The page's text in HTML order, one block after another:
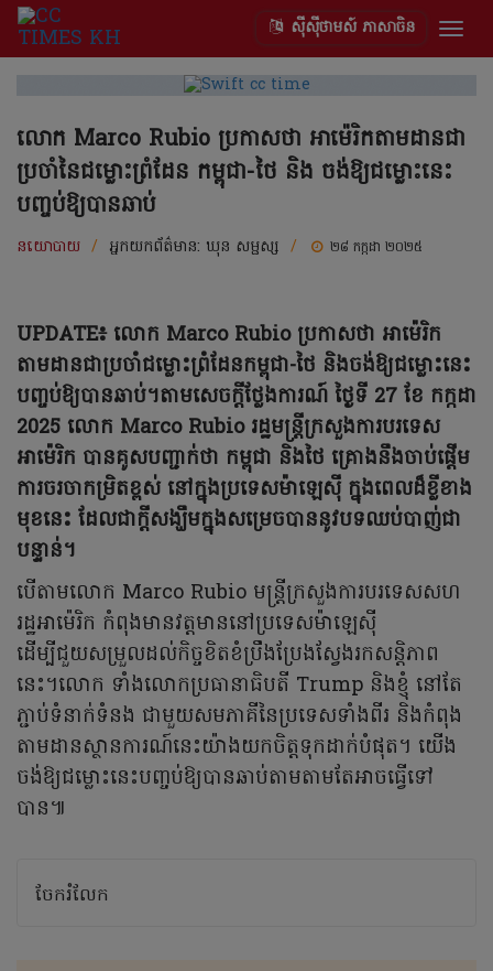
ស៊ីស៊ីថាមស៍ ភាសាចិន
លោក Marco Rubio ប្រកាសថា អាម៉េរិកតាមដានជា
ប្រចាំនៃជម្លោះព្រំដែន កម្ពុជា-ថៃ និង ចង់ឱ្យជម្លោះនេះ
បញ្ចប់ឱ្យបានឆាប់
នយោបាយ / អ្នកយកព័ត៌មាន: ឃុន សម្ផស្ស / ២៨ កក្កដា ២០២៥
UPDATE៖ លោក Marco Rubio ប្រកាសថា អាម៉េរិក
តាមដានជាប្រចាំជម្លោះព្រំដែនកម្ពុជា-ថៃ និងចង់ឱ្យជម្លោះនេះ
បញ្ចប់ឱ្យបានឆាប់។តាមសេចក្តីថ្លែងការណ៍ ថ្ងៃទី 27 ខែ កក្កដា
2025 លោក Marco Rubio រដ្ឋមន្ត្រីក្រសួងការបរទេស
អាម៉េរិក បានគូសបញ្ជាក់ថា កម្ពុជា និងថៃ គ្រោងនឹងចាប់ផ្តើម
ការចរចាកម្រិតខ្ពស់ នៅក្នុងប្រទេសម៉ាឡេស៊ី ក្នុងពេលដ៏ខ្លីខាង
មុខនេះ ដែលជាក្តីសង្ឃឹមក្នុងសម្រេចបាននូវបទឈប់បាញ់ជា
បន្ទាន់។
បើតាមលោក Marco Rubio មន្ត្រីក្រសួងការបរទេសសហ
រដ្ឋអាម៉េរិក កំពុងមានវត្តមាននៅប្រទេសម៉ាឡេស៊ី
ដើម្បីជួយសម្រួលដល់កិច្ចខិតខំប្រឹងប្រែងស្វែងរកសន្តិភាព
នេះ។លោក ទាំងលោកប្រធានាធិបតី Trump និងខ្ញុំ នៅតែ
ភ្ជាប់ទំនាក់ទំនង ជាមួយសមភាគីនៃប្រទេសទាំងពីរ និងកំពុង
តាមដានស្ថានការណ៍នេះយ៉ាងយកចិត្តទុកដាក់បំផុត។ យើង
ចង់ឱ្យជម្លោះនេះបញ្ចប់ឱ្យបានឆាប់តាមតាមតែអាចធ្វើទៅ
បាន៕
ចែករំលែក